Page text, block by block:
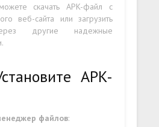
скачать APK-файл с
веб-сайта или загрузить
другие надежные
APK-
файлов: